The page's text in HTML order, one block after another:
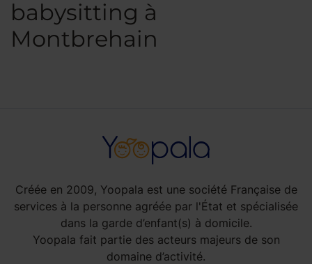
babysitting à
Montbrehain
Créée en 2009, Yoopala est une société Française de
services à la personne agréée par l'État et spécialisée
dans la garde d’enfant(s) à domicile.
Yoopala fait partie des acteurs majeurs de son
domaine d’activité.